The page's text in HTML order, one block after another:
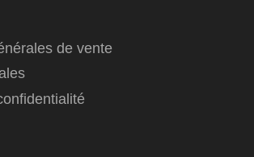
de vente